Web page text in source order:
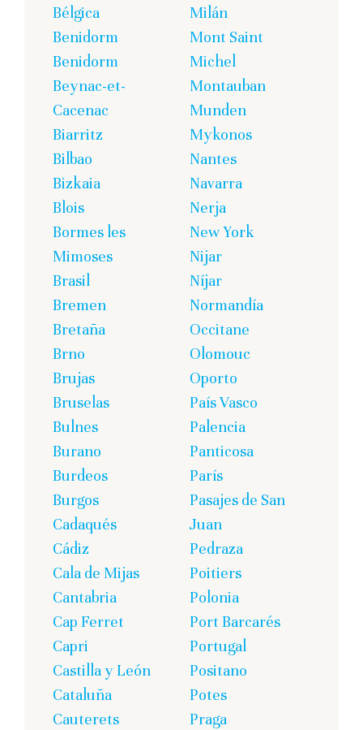
Bélgica
Benidorm
Benidorm
Beynac-et-
Cacenac
Biarritz
Bilbao
Bizkaia
Blois
Bormes les
Mimoses
Brasil
Bremen
Bretaña
Brno
Brujas
Bruselas
Bulnes
Burano
Burdeos
Burgos
Cadaqués
Cádiz
Cala de Mijas
Cantabria
Cap Ferret
Capri
Castilla y León
Cataluña
Cauterets
Milán
Mont Saint
Michel
Montauban
Munden
Mykonos
Nantes
Navarra
Nerja
New York
Nijar
Níjar
Normandía
Occitane
Olomouc
Oporto
País Vasco
Palencia
Panticosa
París
Pasajes de San
Juan
Pedraza
Poitiers
Polonia
Port Barcarés
Portugal
Positano
Potes
Praga